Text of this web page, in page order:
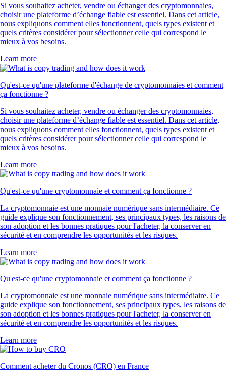
Si vous souhaitez acheter, vendre ou échanger des cryptomonnaies,
choisir une plateforme d’échange fiable est essentiel. Dans cet article,
nous expliquons comment elles fonctionnent, quels types existent et
quels critères considérer pour sélectionner celle qui correspond le
mieux à vos besoins.
Learn more
Qu'est-ce qu'une plateforme d'échange de cryptomonnaies et comment
ça fonctionne ?
Si vous souhaitez acheter, vendre ou échanger des cryptomonnaies,
choisir une plateforme d’échange fiable est essentiel. Dans cet article,
nous expliquons comment elles fonctionnent, quels types existent et
quels critères considérer pour sélectionner celle qui correspond le
mieux à vos besoins.
Learn more
Qu'est-ce qu'une cryptomonnaie et comment ça fonctionne ?
La cryptomonnaie est une monnaie numérique sans intermédiaire. Ce
guide explique son fonctionnement, ses principaux types, les raisons de
son adoption et les bonnes pratiques pour l'acheter, la conserver en
sécurité et en comprendre les opportunités et les risques.
Learn more
Qu'est-ce qu'une cryptomonnaie et comment ça fonctionne ?
La cryptomonnaie est une monnaie numérique sans intermédiaire. Ce
guide explique son fonctionnement, ses principaux types, les raisons de
son adoption et les bonnes pratiques pour l'acheter, la conserver en
sécurité et en comprendre les opportunités et les risques.
Learn more
Comment acheter du Cronos (CRO) en France